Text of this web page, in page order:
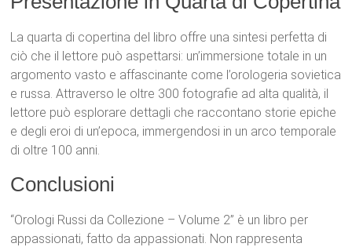
La quarta di copertina del libro offre una sintesi perfetta di
ciò che il lettore può aspettarsi: un’immersione totale in un
argomento vasto e affascinante come l’orologeria sovietica
e russa. Attraverso le oltre 300 fotografie ad alta qualità, il
lettore può esplorare dettagli che raccontano storie epiche
e degli eroi di un’epoca, immergendosi in un arco temporale
di oltre 100 anni.
Conclusioni
“Orologi Russi da Collezione – Volume 2” è un libro per
appassionati, fatto da appassionati. Non rappresenta